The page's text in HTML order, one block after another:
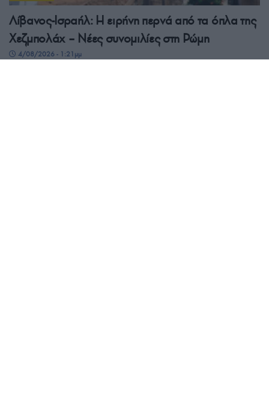
Λίβανος-Ισραήλ: Η ειρήνη περνά από τα όπλα της
Χεζμπολάχ – Νέες συνομιλίες στη Ρώμη
4/08/2026 - 1:21μμ